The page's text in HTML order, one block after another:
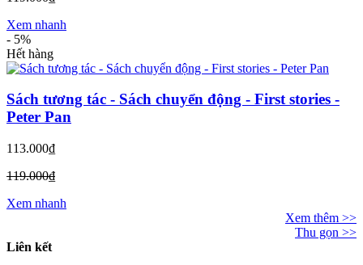
Xem nhanh
- 5%
Hết hàng
Sách tương tác - Sách chuyển động - First stories -
Peter Pan
113.000₫
119.000₫
Xem nhanh
Xem thêm >>
Thu gọn >>
Liên kết